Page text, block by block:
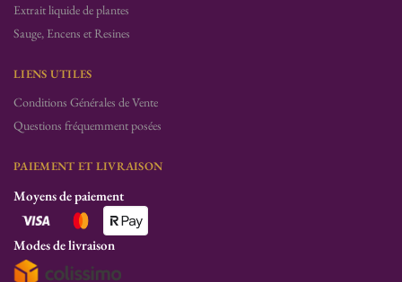
Extrait liquide de plantes
Sauge, Encens et Resines
LIENS UTILES
Conditions Générales de Vente
Questions fréquemment posées
PAIEMENT ET LIVRAISON
Moyens de paiement
Modes de livraison